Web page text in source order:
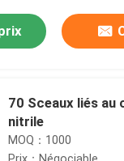
industriels
70 Sceaux liés au
nitrile
MOQ：1000
Prix：Négociable